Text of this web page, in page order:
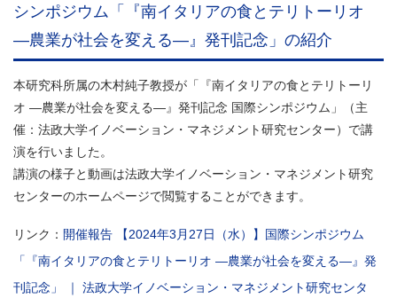
シンポジウム「『南イタリアの食とテリトーリオ
―農業が社会を変える―』発刊記念」の紹介
本研究科所属の木村純子教授が「『南イタリアの食とテリトーリ
オ ―農業が社会を変える―』発刊記念 国際シンポジウム」（主
催：法政大学イノベーション・マネジメント研究センター）で講
演を行いました。
講演の様子と動画は法政大学イノベーション・マネジメント研究
センターのホームページで閲覧することができます。
リンク： 開催報告 【2024年3月27日（水）】国際シンポジウム
「『南イタリアの食とテリトーリオ ―農業が社会を変える―』発
刊記念」 ｜ 法政大学イノベーション・マネジメント研究センタ